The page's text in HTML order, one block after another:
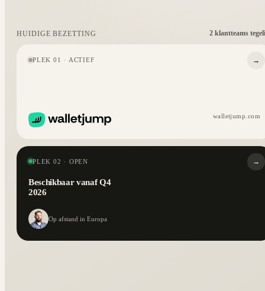
HUIDIGE BEZETTING 2 klantteams
PLEK 01 · ACTIEF
walletjump.com
→
PLEK 02 · OPEN
Beschikbaar vanaf Q4
2026
Op afstand in Europa
→